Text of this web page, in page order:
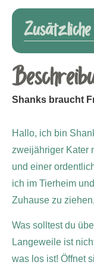
Shanks braucht
Hallo, ich bin
zweijähriger Kater
und einer
ich im Tierheim
Zuhause zu
Was solltest du
Langeweile ist
was los ist! Öffnet